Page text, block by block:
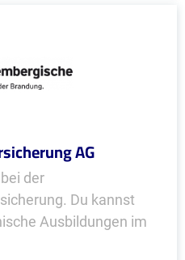
AG
der
Du kannst
Ausbildungen im